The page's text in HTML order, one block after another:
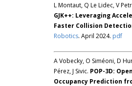
L Montaut, Q Le Lidec, V
GJK++: Leveraging
Faster Collision
Robotics. April 2024. pdf
A Vobecky, O Siméoni, D
Pérez, J Sivic. POP-3D:
Occupancy Prediction